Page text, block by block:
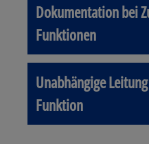
Dokumentation bei
Funktionen
Unabhängige
Funktion